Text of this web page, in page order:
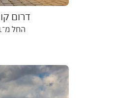
דרום
החל מ־